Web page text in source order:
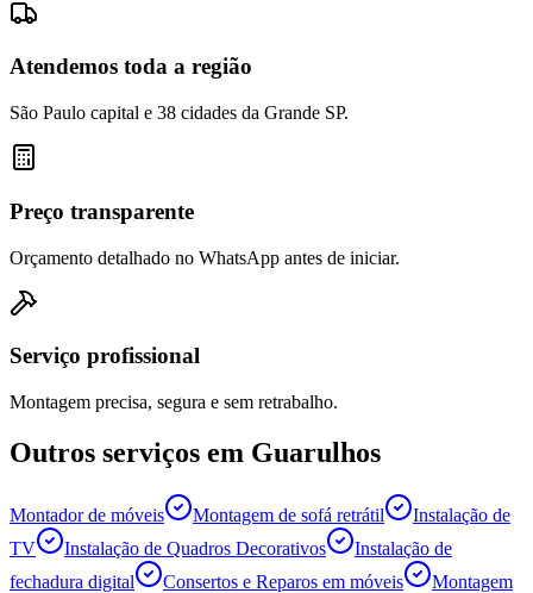
Atendemos toda a região
São Paulo capital e 38 cidades da Grande SP.
Preço transparente
Orçamento detalhado no WhatsApp antes de iniciar.
Serviço profissional
Montagem precisa, segura e sem retrabalho.
Outros serviços em Guarulhos
Montador de móveis Montagem de sofá retrátil
Instalação de
TV
Instalação de Quadros Decorativos
Instalação de
fechadura digital
Consertos e Reparos em móveis
Montagem